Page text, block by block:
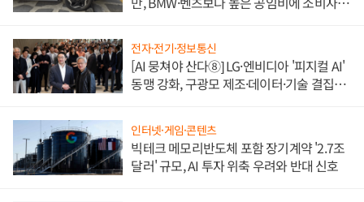
전자·전기·정보통신
[AI 뭉쳐야 산다⑧] LG·엔비디아 '피지컬 AI'
동맹 강화, 구광모 제조·데이터·기술 결집
인터넷·게임·콘텐츠
빅테크 메모리반도체 포함 장기계약 '2.7조
달러' 규모, AI 투자 위축 우려와 반대 신호